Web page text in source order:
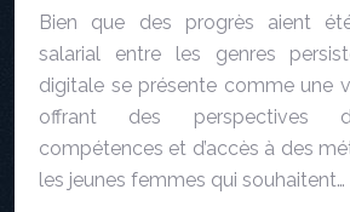
Bien que des progrès aient été
salarial entre les genres
digitale se présente comme une
offrant des perspectives
compétences et d’accès à des
les jeunes femmes qui souhaitent…